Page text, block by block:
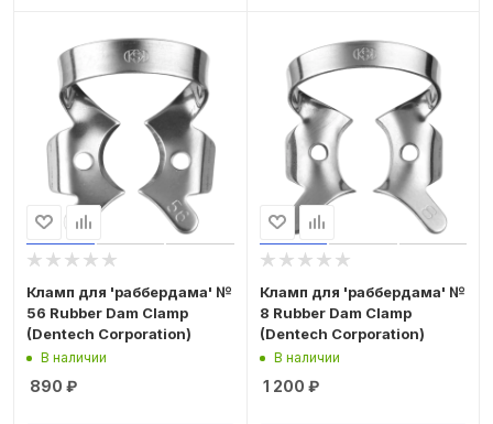
Кламп для 'раббердама' №
56 Rubber Dam Clamp
(Dentech Corporation)
В наличии
890 ₽
Кламп для 'раббердама' №
8 Rubber Dam Clamp
(Dentech Corporation)
В наличии
1 200 ₽